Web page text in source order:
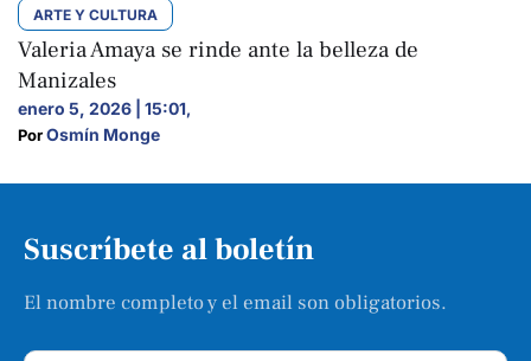
ARTE Y CULTURA
Valeria Amaya se rinde ante la belleza de
Manizales
enero 5, 2026 | 15:01,
Por Osmín Monge
Suscríbete al boletín
El nombre completo y el email son obligatorios.